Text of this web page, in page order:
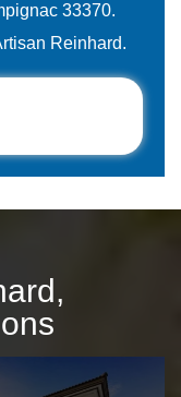
33370.
Reinhard.